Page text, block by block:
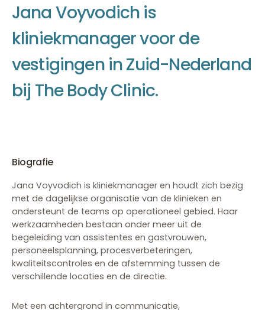
Jana Voyvodich is
kliniekmanagervoorde
vestigingen inZuid-Nederland
bij TheBodyClinic.
Biografie
Jana Voyvodich is kliniekmanager en houdt zich bezig
met de dagelijkse organisatie van de klinieken en
ondersteunt de teams op operationeel gebied. Haar
werkzaamheden bestaan onder meer uit de
begeleiding van assistentes en gastvrouwen,
personeelsplanning, procesverbeteringen,
kwaliteitscontroles en de afstemming tussen de
verschillende locaties en de directie.
Met een achtergrond in communicatie,